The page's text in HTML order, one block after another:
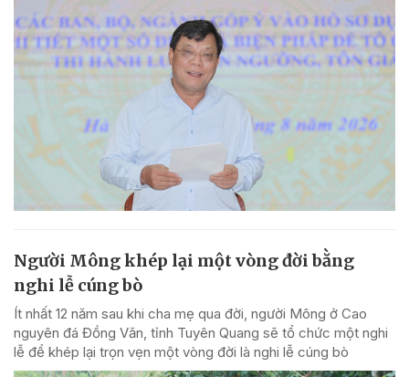
Người Mông khép lại một vòng đời bằng
nghi lễ cúng bò
Ít nhất 12 năm sau khi cha mẹ qua đời, người Mông ở Cao
nguyên đá Đồng Văn, tỉnh Tuyên Quang sẽ tổ chức một nghi
lễ để khép lại trọn vẹn một vòng đời là nghi lễ cúng bò